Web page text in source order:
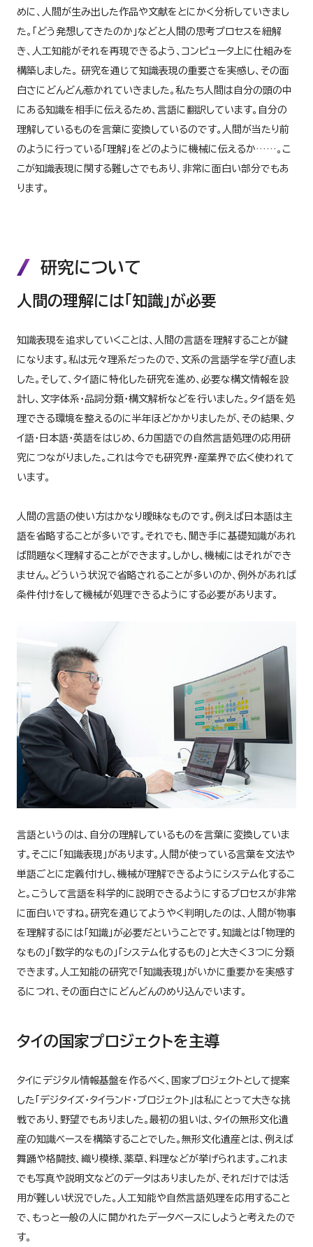
めに、人間が生み出した作品や文献をとにかく分析していきまし
た。「どう発想してきたのか」などと人間の思考プロセスを紐解
き、人工知能がそれを再現できるよう、コンピュータ上に仕組みを
構築しました。 研究を通じて知識表現の重要さを実感し、その面
白さにどんどん惹かれていきました。私たち人間は自分の頭の中
にある知識を相手に伝えるため、言語に翻訳しています。自分の
理解しているものを言葉に変換しているのです。人間が当たり前
のように行っている「理解」をどのように機械に伝えるか……。こ
こが知識表現に関する難しさでもあり、非常に面白い部分でもあ
ります。
研究について
人間の理解には「知識」が必要
知識表現を追求していくことは、人間の言語を理解することが鍵
になります。私は元々理系だったので、文系の言語学を学び直しま
した。そして、タイ語に特化した研究を進め、必要な構文情報を設
計し、文字体系・品詞分類・構文解析などを行いました。タイ語を処
理できる環境を整えるのに半年ほどかかりましたが、その結果、タ
イ語・日本語・英語をはじめ、6カ国語での自然言語処理の応用研
究につながりました。これは今でも研究界・産業界で広く使われて
います。
人間の言語の使い方はかなり曖昧なものです。例えば日本語は主
語を省略することが多いです。それでも、聞き手に基礎知識があれ
ば問題なく理解することができます。しかし、機械にはそれができ
ません。どういう状況で省略されることが多いのか、例外があれば
条件付けをして機械が処理できるようにする必要があります。
言語というのは、自分の理解しているものを言葉に変換していま
す。そこに「知識表現」があります。人間が使っている言葉を文法や
単語ごとに定義付けし、機械が理解できるようにシステム化するこ
と。こうして言語を科学的に説明できるようにするプロセスが非常
に面白いですね。研究を通じてようやく判明したのは、人間が物事
を理解するには「知識」が必要だということです。知識とは「物理的
なもの」「数学的なもの」「システム化するもの」と大きく3つに分類
できます。人工知能の研究で「知識表現」がいかに重要かを実感す
るにつれ、その面白さにどんどんのめり込んでいます。
タイの国家プロジェクトを主導
タイにデジタル情報基盤を作るべく、国家プロジェクトとして提案
した「デジタイズ・タイランド・プロジェクト」は私にとって大きな挑
戦であり、野望でもありました。最初の狙いは、タイの無形文化遺
産の知識ベースを構築することでした。無形文化遺産とは、例えば
舞踊や格闘技、織り模様、薬草、料理などが挙げられます。これま
でも写真や説明文などのデータはありましたが、それだけでは活
用が難しい状況でした。人工知能や自然言語処理を応用すること
で、もっと一般の人に開かれたデータベースにしようと考えたので
す。